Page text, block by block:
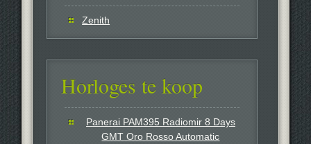
Zenith
Horloges te koop
Panerai PAM395 Radiomir 8 Days
GMT Oro Rosso Automatic